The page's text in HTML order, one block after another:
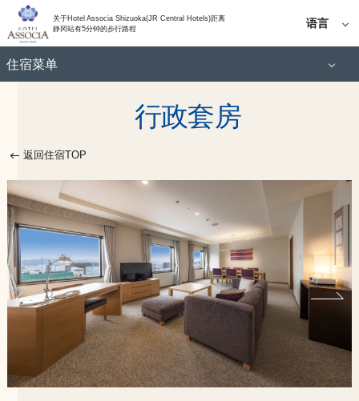
关于Hotel Associa Shizuoka(JR Central Hotels)距离
静冈站有5分钟的步行路程
语言
日语
English
住宿菜单
标准双人间
角落双人间
普通双人间
高级双人间
中等双胞胎
高级双床间
普通双人间
高级双床间
豪华双床房
豪华双床
住宅套房
行政套房
返回住宿TOP